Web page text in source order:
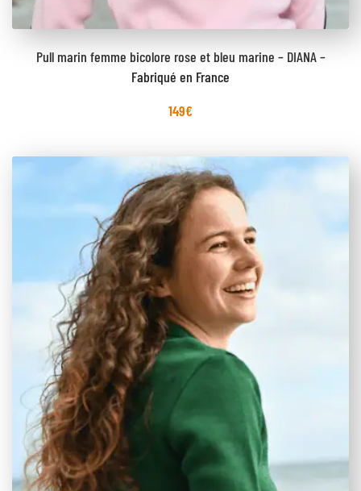
Pull marin femme bicolore rose et bleu marine – DIANA –
Fabriqué en France
149€